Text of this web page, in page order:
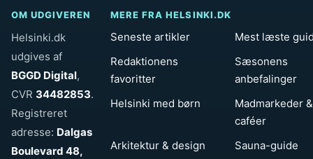
OM UDGIVEREN
Helsinki.dk
udgives af
BGGD Digital,
CVR 34482853.
Registreret
adresse: Dalgas
Boulevard 48,
MERE FRA HELSINKI.DK
Seneste artikler
Mest læste
Redaktionens
favoritter
Sæsonens
anbefalinger
Helsinki med børn
Madmarkeder &
caféer
Arkitektur & design
Sauna-guide